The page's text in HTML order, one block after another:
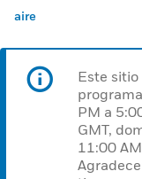
aire
Este
PM a
GMT,
11:00